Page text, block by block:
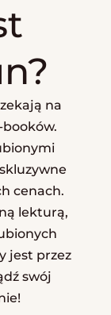
na
cenach.
lekturą,
jest przez
swój